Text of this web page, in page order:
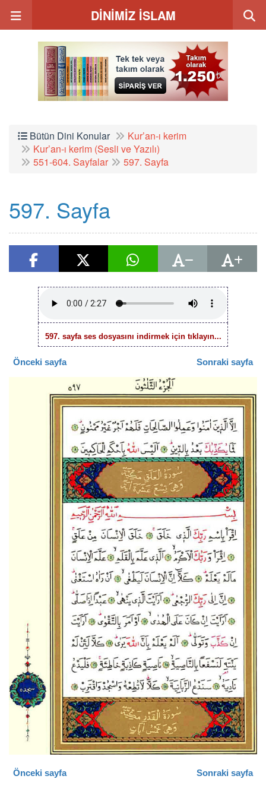
DİNİMİZ İSLAM
Bütün Dini Konular
Kur’an-ı kerim
Kur’an-ı kerim (Sesli ve Yazılı)
551-604. Sayfalar
597. Sayfa
597. Sayfa
597. sayfa ses dosyasını indirmek için tıklayın...
Önceki sayfa Sonraki sayfa
Önceki sayfa Sonraki sayfa